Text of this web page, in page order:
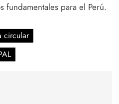
fundamentales para el Perú.
circular